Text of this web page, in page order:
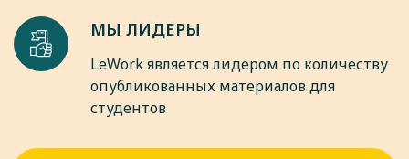
МЫ ЛИДЕРЫ
LeWork является лидером по количеству
опубликованных материалов для
студентов